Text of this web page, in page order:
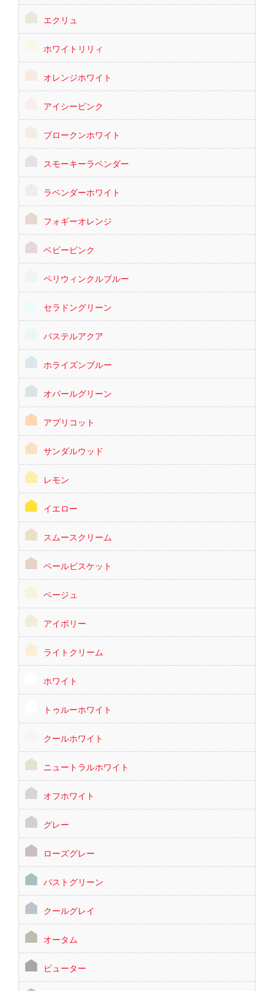
エクリュ
ホワイトリリィ
オレンジホワイト
アイシーピンク
ブロークンホワイト
スモーキーラベンダー
ラベンダーホワイト
フォギーオレンジ
ベビーピンク
ペリウィンクルブルー
セラドングリーン
パステルアクア
ホライズンブルー
オパールグリーン
アプリコット
サンダルウッド
レモン
イエロー
スムースクリーム
ペールビスケット
ベージュ
アイボリー
ライトクリーム
ホワイト
トゥルーホワイト
クールホワイト
ニュートラルホワイト
オフホワイト
グレー
ローズグレー
パストグリーン
クールグレイ
オータム
ピューター